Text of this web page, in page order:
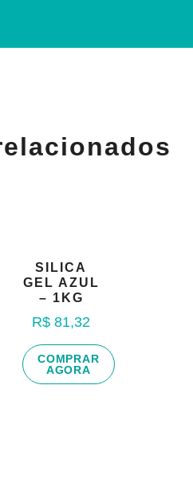
SILICA
GEL AZUL
– 1KG
R$ 81,32
COMPRAR
AGORA